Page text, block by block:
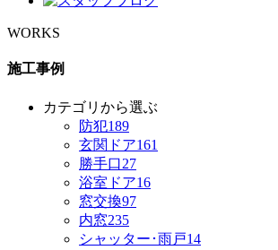
WORKS
施工事例
カテゴリから選ぶ
防犯189
玄関ドア161
勝手口27
浴室ドア16
窓交換97
内窓235
シャッター･雨戸14